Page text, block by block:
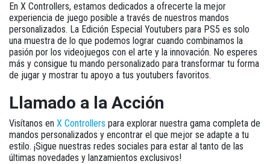
En X Controllers, estamos dedicados a ofrecerte la mejor
experiencia de juego posible a través de nuestros mandos
personalizados. La Edición Especial Youtubers para PS5 es solo
una muestra de lo que podemos lograr cuando combinamos la
pasión por los videojuegos con el arte y la innovación. No esperes
más y consigue tu mando personalizado para transformar tu forma
de jugar y mostrar tu apoyo a tus youtubers favoritos.
Llamado a la Acción
Visítanos en X Controllers para explorar nuestra gama completa de
mandos personalizados y encontrar el que mejor se adapte a tu
estilo. ¡Sigue nuestras redes sociales para estar al tanto de las
últimas novedades y lanzamientos exclusivos!